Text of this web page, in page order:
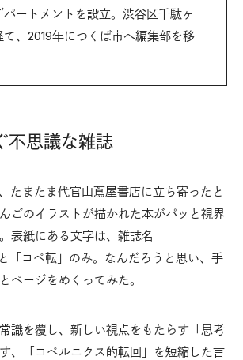
パートメントを設立。渋谷区千駄ヶ
、2019年につくば市へ編集部を移
不思議な雑誌
たまたま代官山蔦屋書店に立ち寄ったと
ごのイラストが描かれた本がパッと視界
表紙にある文字は、雑誌名
と「コペ転」のみ。なんだろうと思い、手
ページをめくってみた。
識を覆し、新しい視点をもたらす「思考
、「コペルニクス的転回」を短縮した言